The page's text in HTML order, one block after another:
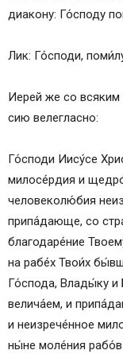
диакону: Го́споду
Лик: Го́споди,
Иерей же со всяким
сию велегласно:
Го́споди Иису́се
милосе́рдия и
человеколю́бия
припа́дающе, со
благодаре́ние
на рабе́х Твои́х
Го́спода, Влады́ку и
велича́ем, и
и неизрече́нное
ны́не моле́ния рабо́в